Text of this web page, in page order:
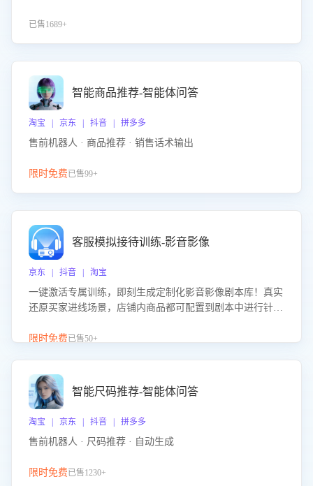
已售1689+
智能商品推荐-智能体问答
淘宝 | 京东 | 抖音 | 拼多多
售前机器人 · 商品推荐 · 销售话术输出
限时免费已售99+
客服模拟接待训练-影音影像
京东 | 抖音 | 淘宝
一键激活专属训练，即刻生成定制化影音影像剧本库！真实
还原买家进线场景，店铺内商品都可配置到剧本中进行针对
击 “立即开通”，快速获取影音影像类目剧本，一键开启客服
限时免费已售50+
智能尺码推荐-智能体问答
淘宝 | 京东 | 抖音 | 拼多多
售前机器人 · 尺码推荐 · 自动生成
限时免费已售1230+